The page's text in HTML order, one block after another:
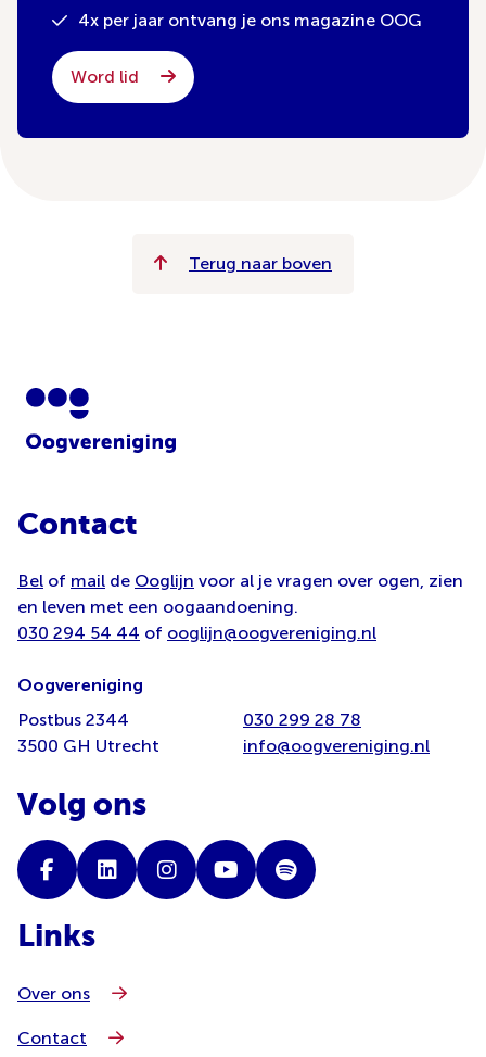
4x per jaar ontvang je ons magazine OOG
Word lid
Terug naar boven
Contact
Bel of mail de Ooglijn voor al je vragen over ogen, zien
en leven met een oogaandoening.
030 294 54 44 of ooglijn@oogvereniging.nl
Oogvereniging
Postbus 2344
3500 GH Utrecht
030 299 28 78
info@oogvereniging.nl
Volg ons
Links
Over ons
Contact